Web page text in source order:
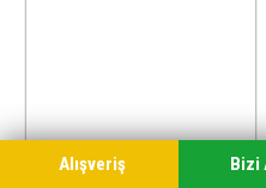
Alışveriş Bizi